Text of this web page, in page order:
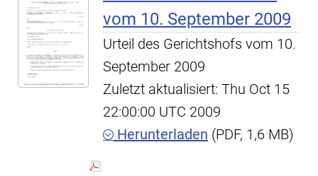
vom 10. September 2009
Urteil des Gerichtshofs vom 10.
September 2009
Zuletzt aktualisiert: Thu Oct 15
22:00:00 UTC 2009
Herunterladen (PDF, 1,6 MB)